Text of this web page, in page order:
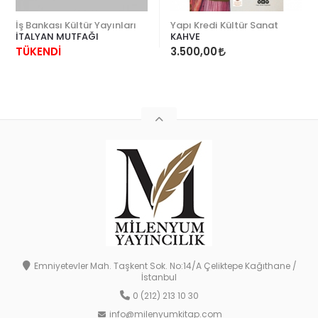
İş Bankası Kültür Yayınları
İTALYAN MUTFAĞI
TÜKENDİ
Yapı Kredi Kültür Sanat
KAHVE
3.500,00
Emniyetevler Mah. Taşkent Sok. No:14/A Çeliktepe Kağıthane /
İstanbul
0 (212) 213 10 30
info@milenyumkitap.com